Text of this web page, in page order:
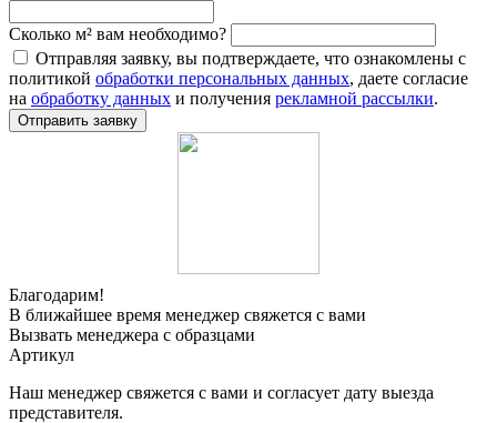
Сколько м² вам необходимо?
Отправляя заявку, вы подтверждаете, что ознакомлены с
политикой обработки персональных данных, даете согласие
на обработку данных и получения рекламной рассылки.
Отправить заявку
Благодарим!
В ближайшее время менеджер свяжется с вами
Вызвать менеджера с образцами
Артикул
Наш менеджер свяжется с вами и согласует дату выезда
представителя.